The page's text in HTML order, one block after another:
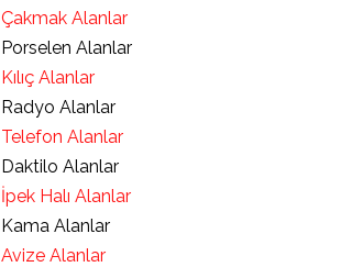
Çakmak Alanlar
Porselen Alanlar
Kılıç Alanlar
Radyo Alanlar
Telefon Alanlar
Daktilo Alanlar
İpek Halı Alanlar
Kama Alanlar
Avize Alanlar